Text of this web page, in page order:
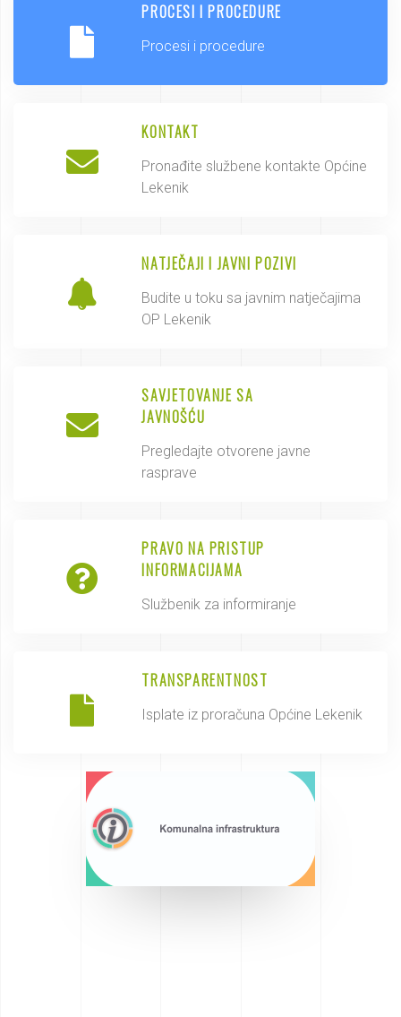
PROCESI I PROCEDURE
Procesi i procedure
KONTAKT
Pronađite službene kontakte Općine
Lekenik
NATJEČAJI I JAVNI POZIVI
Budite u toku sa javnim natječajima
OP Lekenik
SAVJETOVANJE SA
JAVNOŠĆU
Pregledajte otvorene javne
rasprave
PRAVO NA PRISTUP
INFORMACIJAMA
Službenik za informiranje
TRANSPARENTNOST
Isplate iz proračuna Općine Lekenik